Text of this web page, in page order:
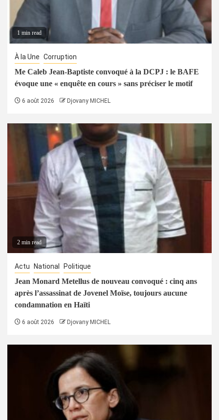
1 min read
À la Une Corruption
Me Caleb Jean-Baptiste convoqué à la DCPJ : le BAFE
évoque une « enquête en cours » sans préciser le motif
6 août 2026 Djovany MICHEL
2 min read
Actu National Politique
Jean Monard Metellus de nouveau convoqué : cinq ans
après l’assassinat de Jovenel Moïse, toujours aucune
condamnation en Haïti
6 août 2026 Djovany MICHEL